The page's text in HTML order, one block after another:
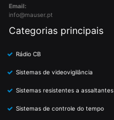
Email:
info@mauser.pt
Categorias principais
Rádio CB
Sistemas de videovigilância
Sistemas resistentes a assaltantes
Sistemas de controle do tempo